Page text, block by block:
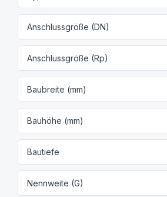
Anschlussgröße (DN)
Anschlussgröße (Rp)
Baubreite (mm)
Bauhöhe (mm)
Bautiefe
Nennweite (G)